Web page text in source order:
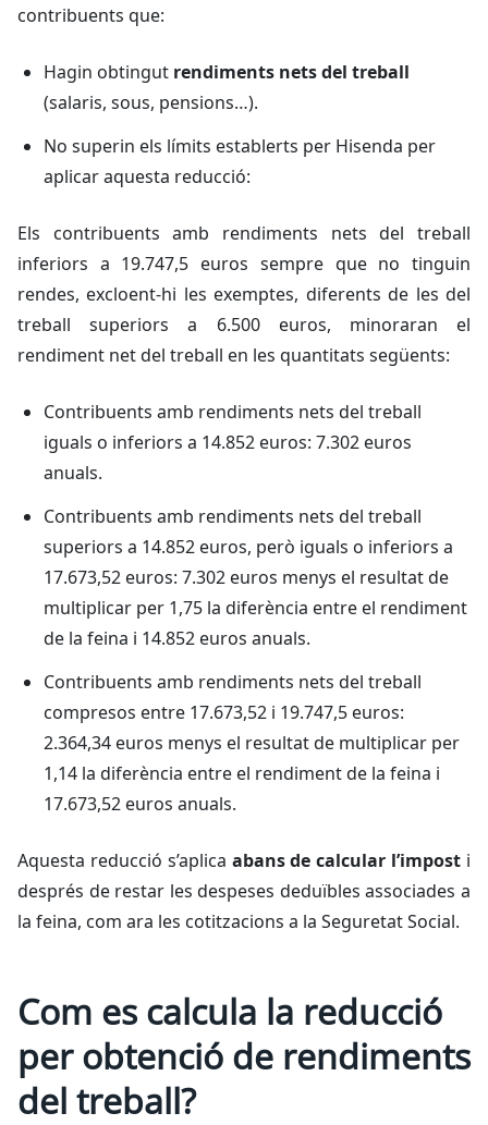
contribuents que:
Hagin obtingut rendiments nets del treball
(salaris, sous, pensions…).
No superin els límits establerts per Hisenda per
aplicar aquesta reducció:
Els contribuents amb rendiments nets del treball
inferiors a 19.747,5 euros sempre que no tinguin
rendes, excloent-hi les exemptes, diferents de les del
treball superiors a 6.500 euros, minoraran el
rendiment net del treball en les quantitats següents:
Contribuents amb rendiments nets del treball
iguals o inferiors a 14.852 euros: 7.302 euros
anuals.
Contribuents amb rendiments nets del treball
superiors a 14.852 euros, però iguals o inferiors a
17.673,52 euros: 7.302 euros menys el resultat de
multiplicar per 1,75 la diferència entre el rendiment
de la feina i 14.852 euros anuals.
Contribuents amb rendiments nets del treball
compresos entre 17.673,52 i 19.747,5 euros:
2.364,34 euros menys el resultat de multiplicar per
1,14 la diferència entre el rendiment de la feina i
17.673,52 euros anuals.
Aquesta reducció s’aplica abans de calcular l’impost i
després de restar les despeses deduïbles associades a
la feina, com ara les cotitzacions a la Seguretat Social.
Com es calcula la reducció
per obtenció de rendiments
del treball?